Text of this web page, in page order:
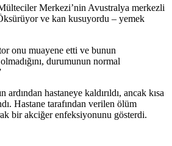
Merkezi’nin Avustralya merkezli
ve kan kusuyordu – yemek
onu muayene etti ve bunun
durumunun normal
ardından hastaneye kaldırıldı, ancak kısa
Hastane tarafından verilen ölüm
bir akciğer enfeksiyonunu gösterdi.